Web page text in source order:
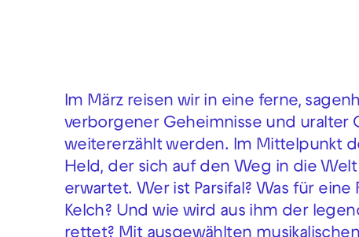
Im März reisen wir in eine ferne,
verborgener Geheimnisse und uralter
weitererzählt werden. Im Mittelpunkt
Held, der sich auf den Weg in die
erwartet. Wer ist Parsifal? Was für
Kelch? Und wie wird aus ihm der